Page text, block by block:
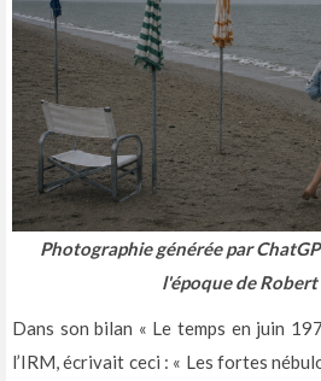
Photographie générée par
l'époque de
Dans son bilan « Le temps en juin
l’IRM, écrivait ceci : « Les fortes